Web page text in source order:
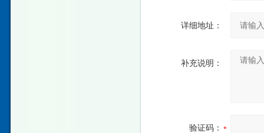
详细地址：
补充说明：
验证码：